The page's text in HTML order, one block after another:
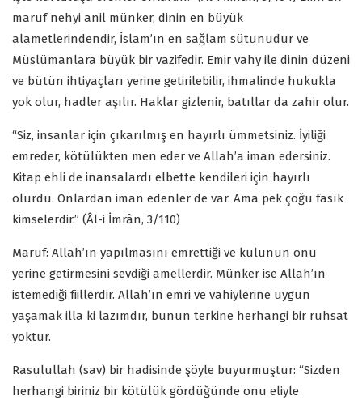
maruf nehyi anil münker, dinin en büyük
alametlerindendir, İslam’ın en sağlam sütunudur ve
Müslümanlara büyük bir vazifedir. Emir vahy ile dinin düzeni
ve bütün ihtiyaçları yerine getirilebilir, ihmalinde hukukla
yok olur, hadler aşılır. Haklar gizlenir, batıllar da zahir olur.
“Siz, insanlar için çıkarılmış en hayırlı ümmetsiniz. İyiliği
emreder, kötülükten men eder ve Allah’a iman edersiniz.
Kitap ehli de inansalardı elbette kendileri için hayırlı
olurdu. Onlardan iman edenler de var. Ama pek çoğu fasık
kimselerdir.” (Âl-i İmrân, 3/110)
Maruf: Allah’ın yapılmasını emrettiği ve kulunun onu
yerine getirmesini sevdiği amellerdir. Münker ise Allah’ın
istemediği fiillerdir. Allah’ın emri ve vahiylerine uygun
yaşamak illa ki lazımdır, bunun terkine herhangi bir ruhsat
yoktur.
Rasulullah (sav) bir hadisinde şöyle buyurmuştur: “Sizden
herhangi biriniz bir kötülük gördüğünde onu eliyle